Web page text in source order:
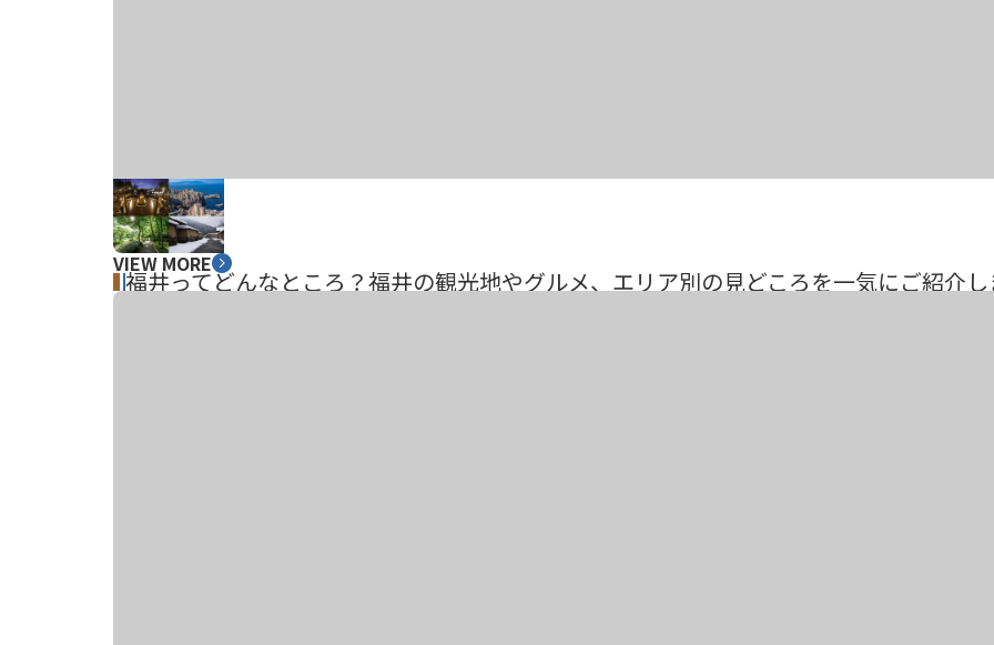
VIEW MORE
福井ってどんなところ？福井の観光地やグルメ、エリア別の見どころを一気にご紹介し